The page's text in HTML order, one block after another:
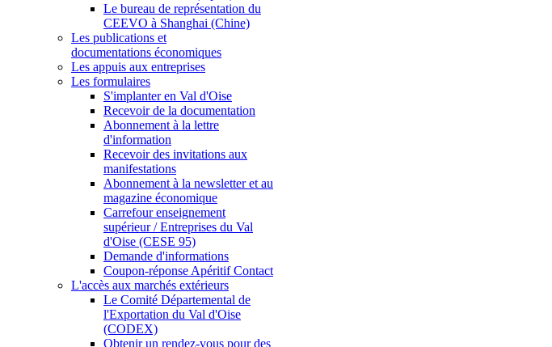
Le bureau de représentation du
CEEVO à Shanghai (Chine)
Les publications et
documentations économiques
Les appuis aux entreprises
Les formulaires
S'implanter en Val d'Oise
Recevoir de la documentation
Abonnement à la lettre
d'information
Recevoir des invitations aux
manifestations
Abonnement à la newsletter et au
magazine économique
Carrefour enseignement
supérieur / Entreprises du Val
d'Oise (CESE 95)
Demande d'informations
Coupon-réponse Apéritif Contact
L'accès aux marchés extérieurs
Le Comité Départemental de
l'Exportation du Val d'Oise
(CODEX)
Obtenir un rendez-vous pour des